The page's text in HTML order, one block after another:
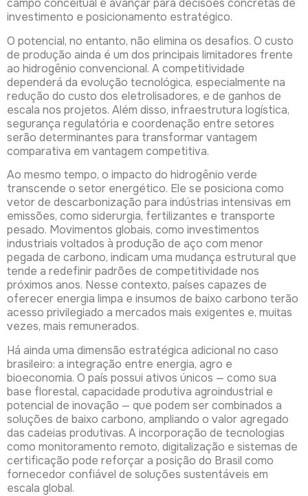
campo conceitual e avançar para decisões concretas de
investimento e posicionamento estratégico.
O potencial, no entanto, não elimina os desafios. O custo
de produção ainda é um dos principais limitadores frente
ao hidrogênio convencional. A competitividade
dependerá da evolução tecnológica, especialmente na
redução do custo dos eletrolisadores, e de ganhos de
escala nos projetos. Além disso, infraestrutura logística,
segurança regulatória e coordenação entre setores
serão determinantes para transformar vantagem
comparativa em vantagem competitiva.
Ao mesmo tempo, o impacto do hidrogênio verde
transcende o setor energético. Ele se posiciona como
vetor de descarbonização para indústrias intensivas em
emissões, como siderurgia, fertilizantes e transporte
pesado. Movimentos globais, como investimentos
industriais voltados à produção de aço com menor
pegada de carbono, indicam uma mudança estrutural que
tende a redefinir padrões de competitividade nos
próximos anos. Nesse contexto, países capazes de
oferecer energia limpa e insumos de baixo carbono terão
acesso privilegiado a mercados mais exigentes e, muitas
vezes, mais remunerados.
Há ainda uma dimensão estratégica adicional no caso
brasileiro: a integração entre energia, agro e
bioeconomia. O país possui ativos únicos — como sua
base florestal, capacidade produtiva agroindustrial e
potencial de inovação — que podem ser combinados a
soluções de baixo carbono, ampliando o valor agregado
das cadeias produtivas. A incorporação de tecnologias
como monitoramento remoto, digitalização e sistemas de
certificação pode reforçar a posição do Brasil como
fornecedor confiável de soluções sustentáveis em
escala global.